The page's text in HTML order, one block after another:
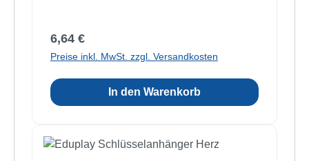
Regulärer Preis:
6,64 €
Preise inkl. MwSt. zzgl. Versandkosten
In den Warenkorb